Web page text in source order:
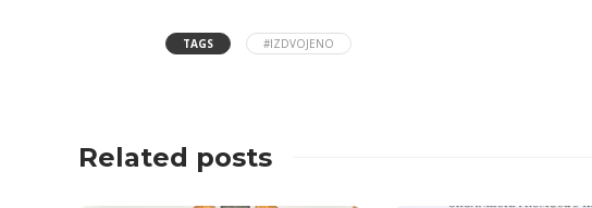
TAGS #IZDVOJENO
Related posts